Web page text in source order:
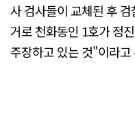
사 검사들이 교체된 후
거로 천화동인 1호가 정
주장하고 있는 것"이라고